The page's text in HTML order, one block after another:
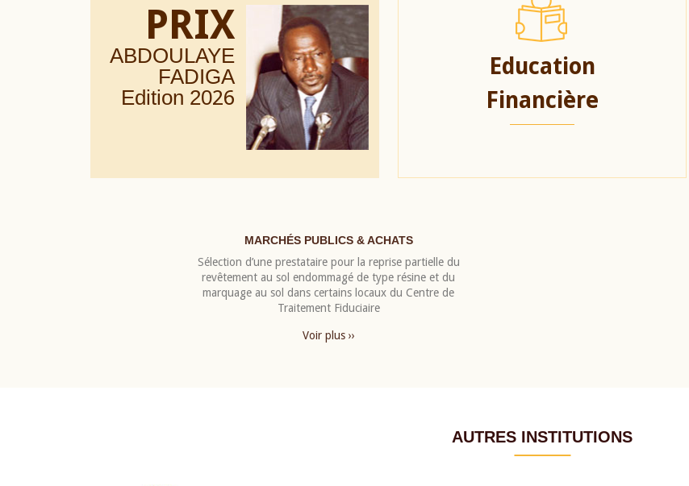
PRIX
ABDOULAYE
FADIGA
Edition 2026
Education
Financière
MARCHÉS PUBLICS & ACHATS
Sélection d’une prestataire pour la reprise partielle du
revêtement au sol endommagé de type résine et du
marquage au sol dans certains locaux du Centre de
Traitement Fiduciaire
Voir plus ››
AUTRES INSTITUTIONS